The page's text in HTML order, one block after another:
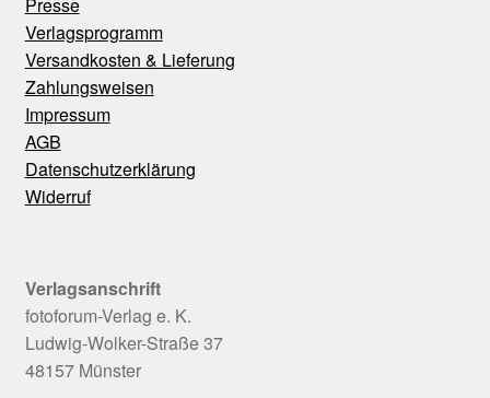
Presse
Verlagsprogramm
Versandkosten & Lieferung
Zahlungsweisen
Impressum
AGB
Datenschutzerklärung
Widerruf
Verlagsanschrift
fotoforum-Verlag e. K.
Ludwig-Wolker-Straße 37
48157 Münster